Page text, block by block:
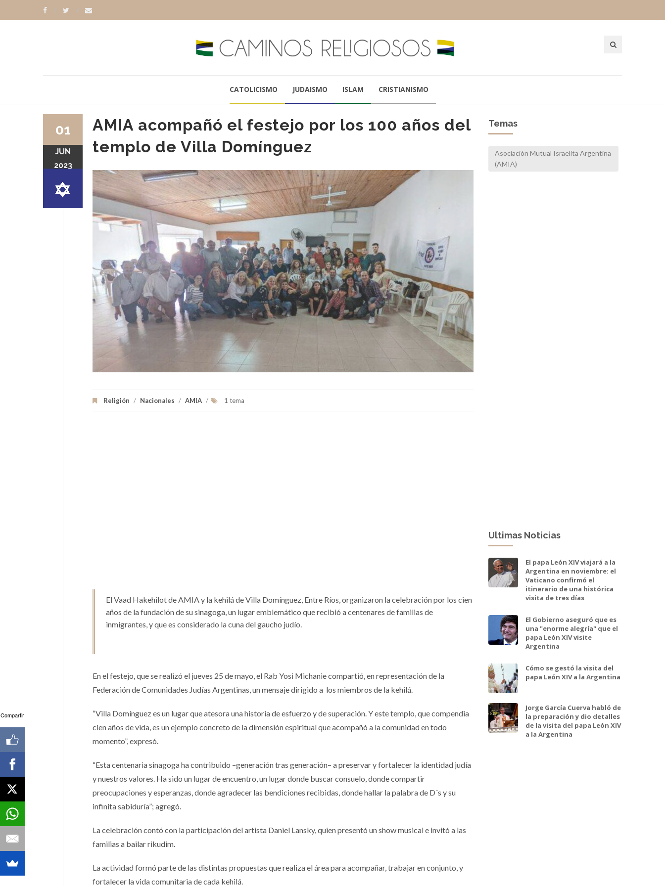
CATOLICISMO JUDAISMO ISLAM CRISTIANISMO
AMIA acompañó el festejo por los 100 años del
templo de Villa Domínguez
Religión / Nacionales / AMIA / 1 tema
01
JUN
2023
El Vaad Hakehilot de AMIA y la kehilá de Villa Domínguez, Entre Ríos, organizaron la celebración por los cien
años de la fundación de su sinagoga, un lugar emblemático que recibió a centenares de familias de
inmigrantes, y que es considerado la cuna del gaucho judío.
En el festejo, que se realizó el jueves 25 de mayo, el Rab Yosi Michanie compartió, en representación de la
Federación de Comunidades Judías Argentinas, un mensaje dirigido a los miembros de la kehilá.
“Villa Domínguez es un lugar que atesora una historia de esfuerzo y de superación. Y este templo, que compendia
cien años de vida, es un ejemplo concreto de la dimensión espiritual que acompañó a la comunidad en todo
momento”, expresó.
“Esta centenaria sinagoga ha contribuido –generación tras generación– a preservar y fortalecer la identidad judía
y nuestros valores. Ha sido un lugar de encuentro, un lugar donde buscar consuelo, donde compartir
preocupaciones y esperanzas, donde agradecer las bendiciones recibidas, donde hallar la palabra de D´s y su
infinita sabiduría”; agregó.
La celebración contó con la participación del artista Daniel Lansky, quien presentó un show musical e invitó a las
familias a bailar rikudim.
La actividad formó parte de las distintas propuestas que realiza el área para acompañar, trabajar en conjunto, y
fortalecer la vida comunitaria de cada kehilá.
Temas
Asociación Mutual Israelita Argentina
(AMIA)
Ultimas Noticias
El papa León XIV viajará a la
Argentina en noviembre: el
Vaticano confirmó el
itinerario de una histórica
visita de tres días
El Gobierno aseguró que es
una "enorme alegría" que el
papa León XIV visite
Argentina
Cómo se gestó la visita del
papa León XIV a la Argentina
Jorge García Cuerva habló de
la preparación y dio detalles
de la visita del papa León XIV
a la Argentina
Compartir